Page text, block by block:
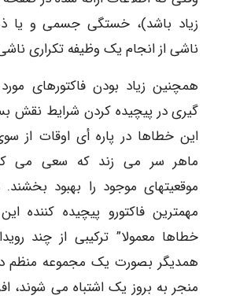
زیاد باشد)، خستگی جسمی و یا
ناشی از انجام یک وظیفه تکراری
همچنین زیاد بودن فاکتورهای
گیری در پیچیده کردن شرایط نقش
این خطاها در پاره أی اوقات از
ماهر سر می زند که سعی می
موقعیتهای موجود را بهبود
مهمترین فاکتورو پیچیده کننده
خطاها معمولا” ترکیبی از چند
همدیگر بصورت یک مجموعه منظم
منجر به بروز یک اشتباه می شوند،